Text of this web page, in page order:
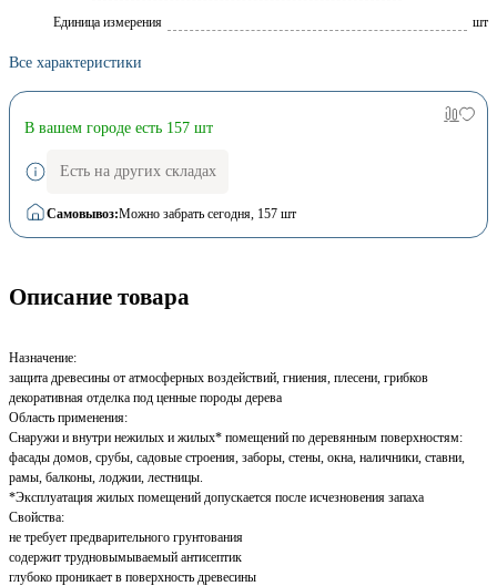
Единица измерения
шт
Все характеристики
В вашем городе есть 157 шт
Есть на других складах
Самовывоз:Можно забрать сегодня , 157 шт
Описание товара
Назначение:
защита древесины от атмосферных воздействий, гниения, плесени, грибков
декоративная отделка под ценные породы дерева
Область применения:
Снаружи и внутри нежилых и жилых* помещений по деревянным поверхностям:
фасады домов, срубы, садовые строения, заборы, стены, окна, наличники, ставни,
рамы, балконы, лоджии, лестницы.
*Эксплуатация жилых помещений допускается после исчезновения запаха
Свойства:
не требует предварительного грунтования
содержит трудновымываемый антисептик
глубоко проникает в поверхность древесины